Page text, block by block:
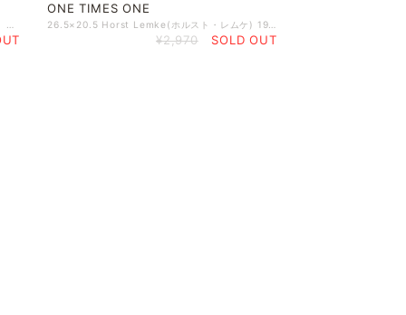
ONE TIMES ONE
¥2,970 SOLD OUT